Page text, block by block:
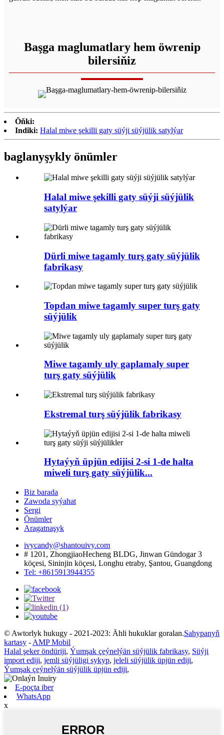
Başga maglumatlary hem öwrenip
bilersiňiz
Öňki:
Indiki: Halal miwe şekilli gaty süýji süýjülik satylýar
baglanyşykly önümler
Halal miwe şekilli gaty süýji süýjülik
satylýar
Dürli miwe tagamly turş gaty süýjülik
fabrikasy
Topdan miwe tagamly super turş gaty
süýjülik
Miwe tagamly uly gaplamaly super
turş gaty süýjülik
Ekstremal turş süýjülik fabrikasy
Hytaýyň üpjün edijisi 2-si 1-de halta
miweli turş gaty süýjülik...
Biz barada
Zawoda syýahat
Sergi
Önümler
Aragatnaşyk
ivycandy@shantouivy.com
# 1201, ZhongjiaoHecheng BLDG, Jinwan Gündogar 3
köçesi, Sininjin köçesi, Longhu etraby, Şantou, Guangdong
Tel: +8615913944355
© Awtorlyk hukugy - 2021-2023: Ähli hukuklar goralan.Sahypanyň
kartasy - AMP Mobil
Halal şeker öndüriji, Ýumşak çeýnelýän süýjülik fabrikasy, Süýji
import ediji, jemli süýjüligi sykyp, jeleli süýjülik üpjün ediji,
Ýumşak çeýnelýän süýjülik üpjün ediji,
E-poçta iber
WhatsApp
x